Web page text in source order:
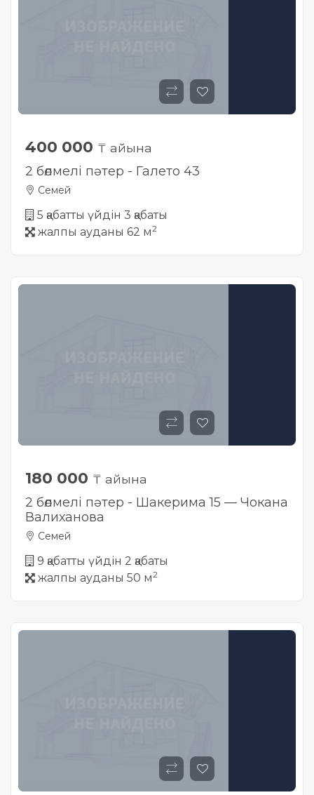
400 000 ₸ айына
2 бөлмелі пәтер - Галето 43
Семей
5 қабатты үйдін 3 қабаты
жалпы ауданы 62 м2
180 000 ₸ айына
2 бөлмелі пәтер - Шакерима 15 — Чокана
Валиханова
Семей
9 қабатты үйдін 2 қабаты
жалпы ауданы 50 м2